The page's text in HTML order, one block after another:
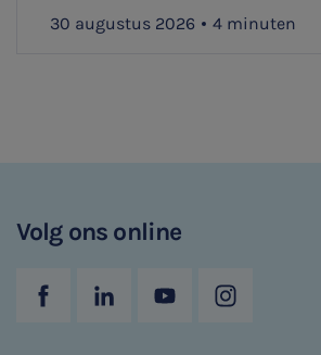
30 augustus 2026 4 minuten
Volg ons online